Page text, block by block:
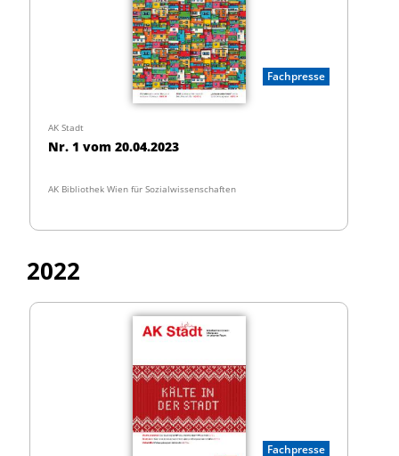
Fachpresse
AK Stadt
Nr. 1 vom 20.04.2023
AK Bibliothek Wien für Sozialwissenschaften
2022
Fachpresse